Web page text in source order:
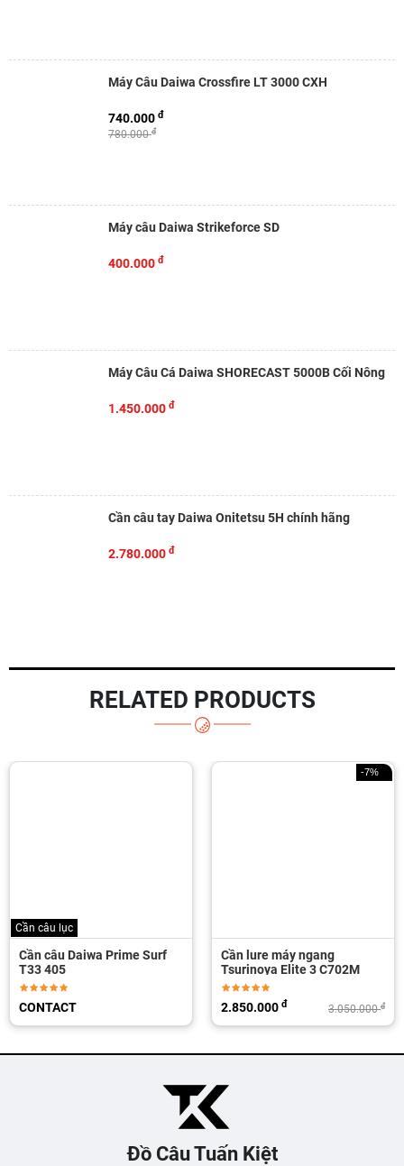
Máy Câu Daiwa Crossfire LT 3000 CXH
780.000đ
740.000 đ
Máy câu Daiwa Strikeforce SD
400.000 đ
Máy Câu Cá Daiwa SHORECAST 5000B Cối Nông
1.450.000 đ
Cần câu tay Daiwa Onitetsu 5H chính hãng
2.780.000 đ
RELATED PRODUCTS
Cần câu lục
Cần câu Daiwa Prime Surf
T33 405
CONTACT
-7%
Cần lure máy ngang
Tsurinoya Elite 3 C702M
3.050.000đ
2.850.000 đ
Đồ Câu Tuấn Kiệt